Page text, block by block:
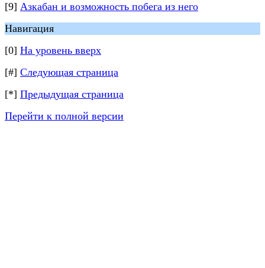
[9] Азкабан и возможность побега из него
Навигация
[0] На уровень вверх
[#] Следующая страница
[*] Предыдущая страница
Перейти к полной версии